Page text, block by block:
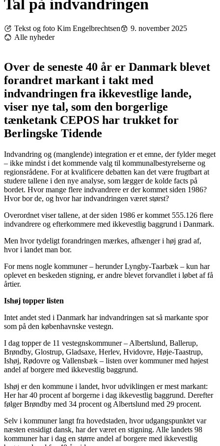
Tal på indvandringen
Tekst og foto Kim Engelbrechtsen
9. november 2025
Alle nyheder
Over de seneste 40 år er Danmark blevet
forandret markant i takt med
indvandringen fra ikkevestlige lande,
viser nye tal, som den borgerlige
tænketank CEPOS har trukket for
Berlingske Tidende
Indvandring og (manglende) integration er et emne, der fylder meget
– ikke mindst i det kommende valg til kommunalbestyrelserne og
regionsrådene. For at kvalificere debatten kan det være frugtbart at
studere tallene i den nye analyse, som lægger de kolde facts på
bordet. Hvor mange flere indvandrere er der kommet siden 1986?
Hvor bor de, og hvor har indvandringen været størst?
Overordnet viser tallene, at der siden 1986 er kommet 555.126 flere
indvandrere og efterkommere med ikkevestlig baggrund i Danmark.
Men hvor tydeligt forandringen mærkes, afhænger i høj grad af,
hvor i landet man bor.
For mens nogle kommuner – herunder Lyngby-Taarbæk – kun har
oplevet en beskeden stigning, er andre blevet forvandlet i løbet af få
årtier.
Ishøj topper listen
Intet andet sted i Danmark har indvandringen sat så markante spor
som på den københavnske vestegn.
I dag topper de 11 vestegnskommuner – Albertslund, Ballerup,
Brøndby, Glostrup, Gladsaxe, Herlev, Hvidovre, Høje-Taastrup,
Ishøj, Rødovre og Vallensbæk – listen over kommuner med højest
andel af borgere med ikkevestlig baggrund.
Ishøj er den kommune i landet, hvor udviklingen er mest markant:
Her har 40 procent af borgerne i dag ikkevestlig baggrund. Derefter
følger Brøndby med 34 procent og Albertslund med 29 procent.
Selv i kommuner langt fra hovedstaden, hvor udgangspunktet var
næsten ensidigt dansk, har der været en stigning. Alle landets 98
kommuner har i dag en større andel af borgere med ikkevestlig